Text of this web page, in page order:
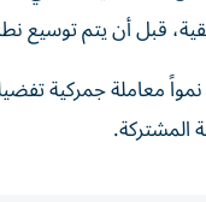
معاملة جمركية
المشتركة.